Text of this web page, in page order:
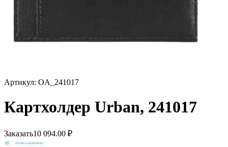
Артикул: OA_241017
Картхолдер Urban, 241017
Заказать10 094.00 ₽